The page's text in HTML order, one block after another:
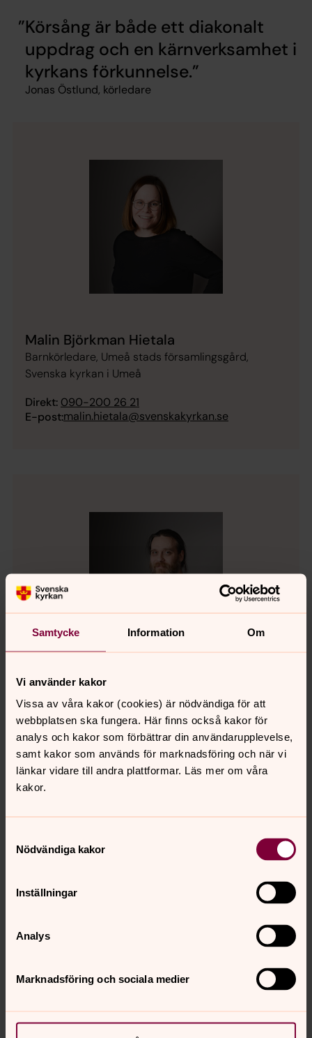
Samtycke Information Om
Vi använder kakor
Vissa av våra kakor (cookies) är nödvändiga för att
webbplatsen ska fungera. Här finns också kakor för
analys och kakor som förbättrar din användarupplevelse,
samt kakor som används för marknadsföring och när vi
länkar vidare till andra plattformar. Läs mer om våra
kakor.
Nödvändiga kakor
Inställningar
Analys
Marknadsföring och sociala medier
Körsång är både ett diakonalt
uppdrag och en kärnverksamhet i
kyrkans förkunnelse.
Jonas Östlund, körledare
Malin Björkman Hietala
Barnkörledare, Umeå stads församlingsgård,
Svenska kyrkan i Umeå
Direkt: 090-200 26 21
E-post:malin.hietala@svenskakyrkan.se
Jonas Östlund
Musiker - organist , Umeå stads församlingsgård,
Svenska kyrkan i Umeå
Direkt:090-200 26 27 Växel: 090-200 25 00
E-post:jonas.ostlund@svenskakyrkan.se